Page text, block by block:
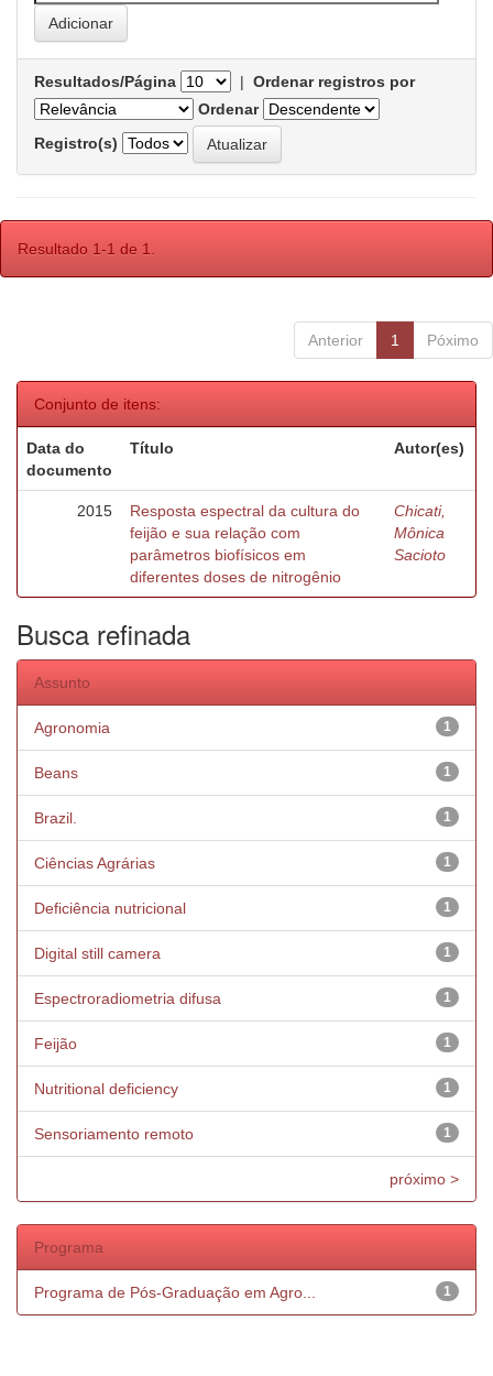
Resultados/Página | Ordenar registros por
Ordenar
Registro(s)
Resultado 1-1 de 1.
Anterior 1 Póximo
Conjunto de itens:
Data do
documento
Título Autor(es)
2015
Resposta espectral da cultura do
feijão e sua relação com
parâmetros biofísicos em
diferentes doses de nitrogênio
Chicati,
Mônica
Sacioto
Busca refinada
Assunto
1
Agronomia
1
Beans
1
Brazil.
1
Ciências Agrárias
1
Deficiência nutricional
1
Digital still camera
1
Espectroradiometria difusa
1
Feijão
1
Nutritional deficiency
1
Sensoriamento remoto
próximo >
Programa
1
Programa de Pós-Graduação em Agro...